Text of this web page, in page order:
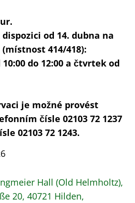
od 14. dubna na
414/418):
do 12:00 a čtvrtek od
je možné provést
čísle 02103 72 1237
02103 72 1243.
Hall (Old Helmholtz),
20, 40721 Hilden,